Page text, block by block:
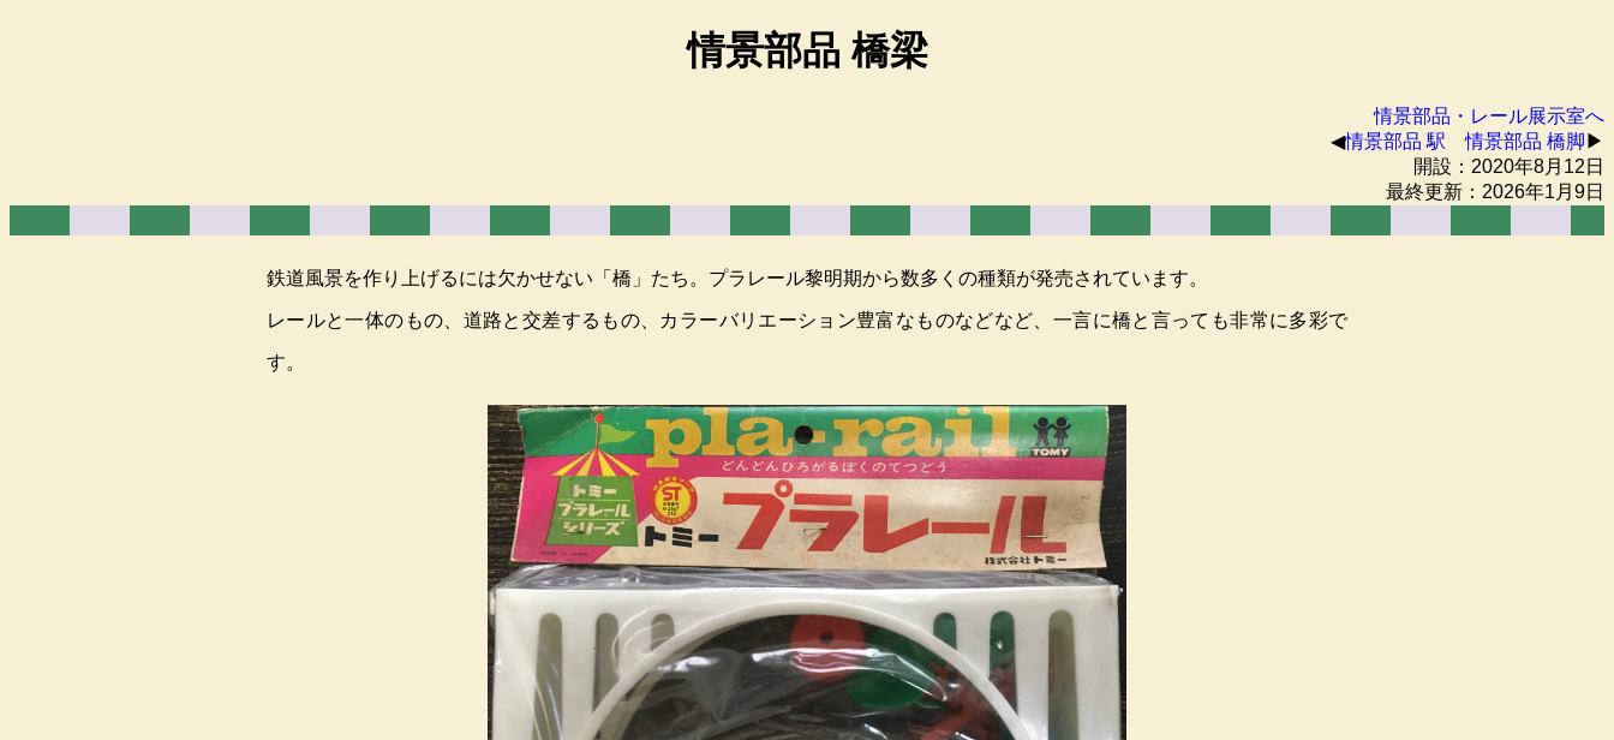
情景部品 橋梁
情景部品・レール展示室へ
◀︎情景部品 駅 情景部品 橋脚 ▶︎
開設：2020年8月12日
最終更新：2026年1月9日
鉄道風景を作り上げるには欠かせない「橋」たち。プラレール黎明期から数多くの種類が発売されています。
レールと一体のもの、道路と交差するもの、カラーバリエーション豊富なものなどなど、一言に橋と言っても非常に多彩で
す。